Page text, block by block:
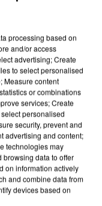
processing based on
and/or access
advertising; Create
to select personalised
Measure content
or combinations
services; Create
personalised
security, prevent and
advertising and content;
technologies may
browsing data to offer
on information actively
and combine data from
devices based on